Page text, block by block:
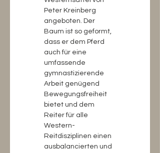
Peter Kreinberg
angeboten. Der
Baum ist so geformt,
dass er dem Pferd
auch für eine
umfassende
gymnastizierende
Arbeit genügend
Bewegungsfreiheit
bietet und dem
Reiter für alle
Western-
Reitdisziplinen einen
ausbalancierten und